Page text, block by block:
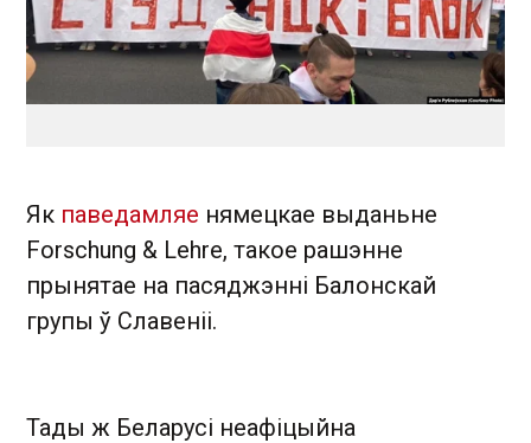
Як паведамляе нямецкае выданьне
Forschung & Lehre, такое рашэнне
прынятае на пасяджэнні Балонскай
групы ў Славеніі.
Тады ж Беларусі неафіцыйна